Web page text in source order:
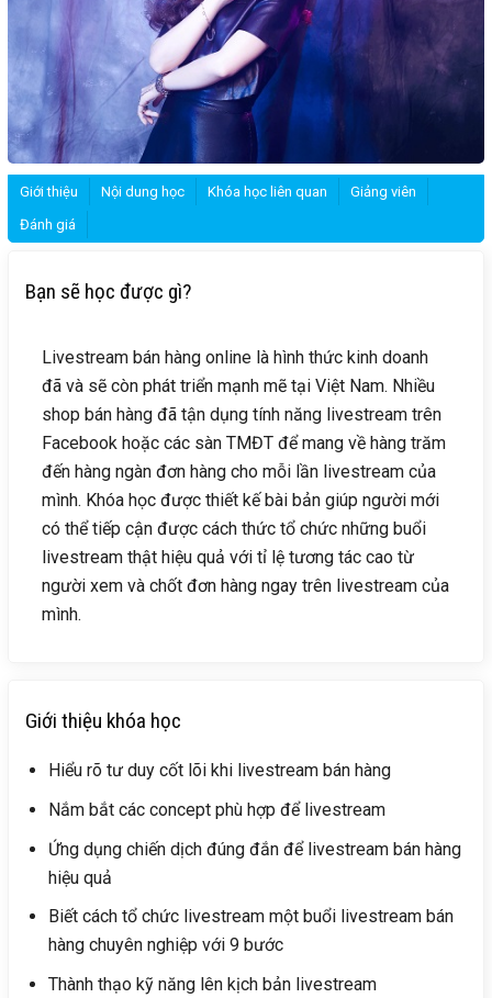
Giới thiệu Nội dung học Khóa học liên quan
Giảng viên
Đánh giá
Bạn sẽ học được gì?
Livestream bán hàng online là hình thức kinh doanh
đã và sẽ còn phát triển mạnh mẽ tại Việt Nam. Nhiều
shop bán hàng đã tận dụng tính năng livestream trên
Facebook hoặc các sàn TMĐT để mang về hàng trăm
đến hàng ngàn đơn hàng cho mỗi lần livestream của
mình. Khóa học được thiết kế bài bản giúp người mới
có thể tiếp cận được cách thức tổ chức những buổi
livestream thật hiệu quả với tỉ lệ tương tác cao từ
người xem và chốt đơn hàng ngay trên livestream của
mình.
Giới thiệu khóa học
Hiểu rõ tư duy cốt lõi khi livestream bán hàng
Nắm bắt các concept phù hợp để livestream
Ứng dụng chiến dịch đúng đắn để livestream bán hàng
hiệu quả
Biết cách tổ chức livestream một buổi livestream bán
hàng chuyên nghiệp với 9 bước
Thành thạo kỹ năng lên kịch bản livestream